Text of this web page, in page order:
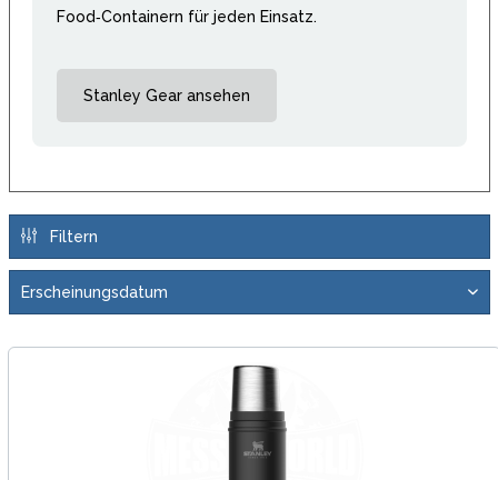
Food‑Containern für jeden Einsatz.
Stanley Gear ansehen
Filtern